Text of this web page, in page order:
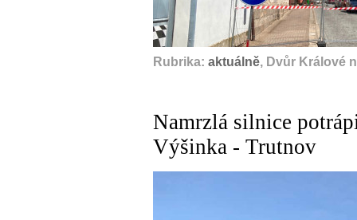
Rubrika: aktuálně, Dvůr Králové
Namrzlá silnice
Výšinka - Trutnov